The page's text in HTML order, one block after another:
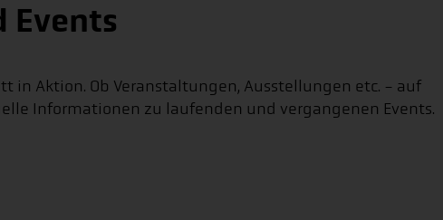
Events
in Aktion. Ob Veranstaltungen, Ausstellungen etc. - auf
Informationen zu laufenden und vergangenen Events.